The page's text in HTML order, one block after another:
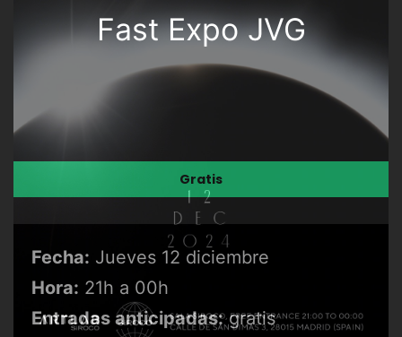
Fast Expo JVG
Gratis
Fecha: Jueves 12 diciembre
Hora: 21h a 00h
Entradas anticipadas:gratis